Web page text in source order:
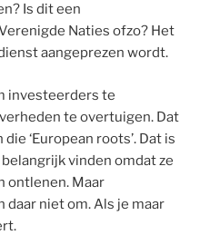
Is dit een
Naties ofzo? Het
aangeprezen wordt.
investeerders te
te overtuigen. Dat
‘European roots’. Dat is
vinden omdat ze
ontlenen. Maar
niet om. Als je maar